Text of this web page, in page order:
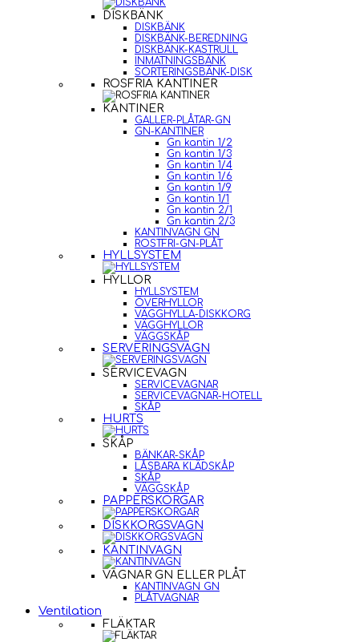
DISKBÄNK
DISKBÄNK
DISKBÄNK-BEREDNING
DISKBÄNK-KASTRULL
INMATNINGSBÄNK
SORTERINGSBÄNK-DISK
ROSFRIA KANTINER
KANTINER
GALLER-PLÅTAR-GN
GN-KANTINER
Gn kantin 1/2
Gn kantin 1/3
Gn kantin 1/4
Gn kantin 1/6
Gn kantin 1/9
Gn kantin 1/1
Gn kantin 2/1
Gn kantin 2/3
KANTINVAGN GN
ROSTFRI-GN-PLÅT
HYLLSYSTEM
HYLLOR
HYLLSYSTEM
ÖVERHYLLOR
VÄGGHYLLA-DISKKORG
VÄGGHYLLOR
VÄGGSKÅP
SERVERINGSVAGN
SERVICEVAGN
SERVICEVAGNAR
SERVICEVAGNAR-HOTELL
SKÅP
HURTS
SKÅP
BÄNKAR-SKÅP
LÅSBARA KLÄDSKÅP
SKÅP
VÄGGSKÅP
PAPPERSKORGAR
DISKKORGSVAGN
KANTINVAGN
VAGNAR GN ELLER PLÅT
KANTINVAGN GN
PLÅTVAGNAR
Ventilation
FLÄKTAR